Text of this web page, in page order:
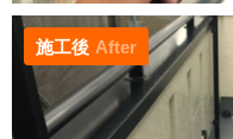
施工後 After